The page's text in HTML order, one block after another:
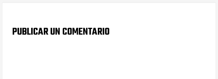
PUBLICAR UN COMENTARIO